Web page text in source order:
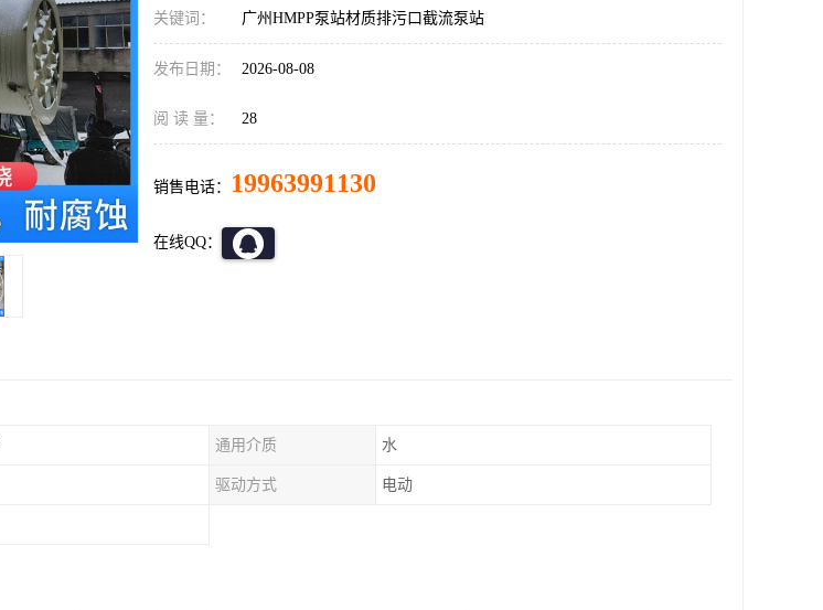
关键词： 广州HMPP泵站材质排污口截流泵站
发布日期： 2026-08-08
阅 读 量： 28
销售电话： 19963991130
在线QQ：
通用介质 水
驱动方式 电动